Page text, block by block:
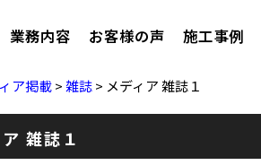
業務内容 お客様の声 施工事例
ア掲載>雑誌> メディア 雑誌１
雑誌１